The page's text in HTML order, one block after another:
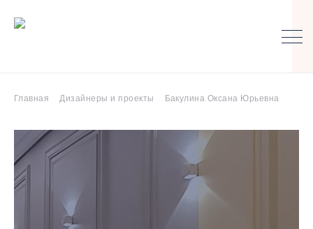
Главная Дизайнеры и проекты Бакулина Оксана Юрьевна